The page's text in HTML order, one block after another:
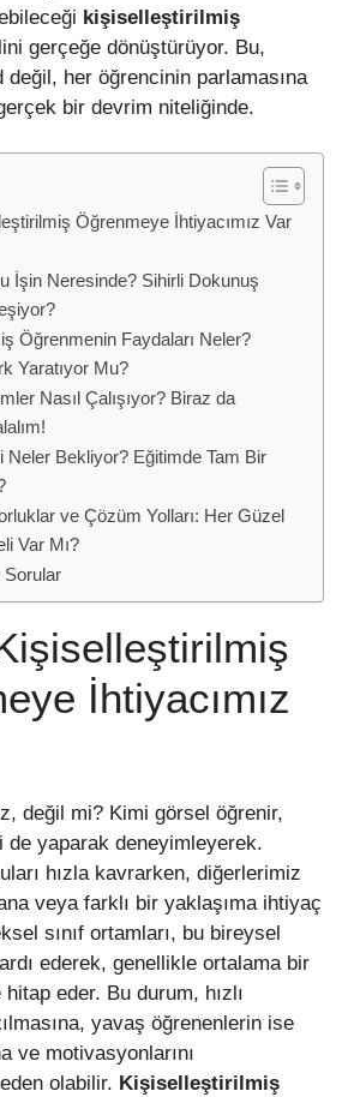
kişiselleştirilmiş
gerçeğe dönüştürüyor. Bu,
her öğrencinin parlamasına
bir devrim niteliğinde.
Öğrenmeye İhtiyacımız Var
İşin Neresinde? Sihirli Dokunuş
Öğrenmenin Faydaları Neler?
Yaratıyor Mu?
Nasıl Çalışıyor? Biraz da
Neler Bekliyor? Eğitimde Tam Bir
ve Çözüm Yolları: Her Güzel
Var Mı?
Sorular
İhtiyacımız
değil mi? Kimi görsel öğrenir,
yaparak deneyimleyerek.
hızla kavrarken, diğerlerimiz
veya farklı bir yaklaşıma ihtiyaç
sınıf ortamları, bu bireysel
ederek, genellikle ortalama bir
eder. Bu durum, hızlı
yavaş öğrenenlerin ise
ve motivasyonlarını
olabilir. Kişiselleştirilmiş